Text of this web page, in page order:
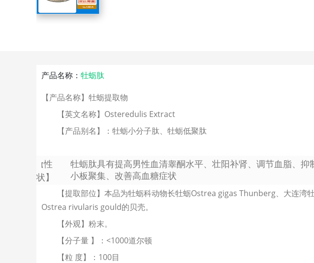
产品名称： 牡蛎肽
【产品名称】牡蛎提取物
【英文名称】Osteredulis Extract
【产品别名】：牡蛎小分子肽、牡蛎低聚肽
【性
状】
牡蛎肽具有提高男性血清睾酮水平、壮阳补肾、调节血脂、抑
小板聚集、改善高血糖症状
【提取部位】本品为牡蛎科动物长牡蛎Ostrea gigas Thunberg、大连湾
Ostrea rivularis gould的贝壳。
【外观】粉末。
【分子量 】：<1000道尔顿
【粒 度】：100目